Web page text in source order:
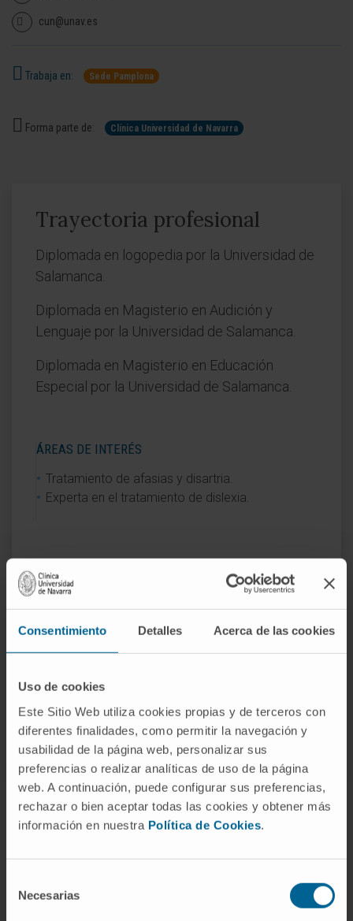
Consentimiento Detalles Acerca de las cookies
Uso de cookies
Este Sitio Web utiliza cookies propias y de terceros con
diferentes finalidades, como permitir la navegación y
usabilidad de la página web, personalizar sus
preferencias o realizar analíticas de uso de la página
web. A continuación, puede configurar sus preferencias,
rechazar o bien aceptar todas las cookies y obtener más
información en nuestra Política de Cookies.
Necesarias
cun@unav.es
Trabaja en: Sede Pamplona
Forma parte de: Clínica Universidad de Navarra
Trayectoria profesional
Diplomada en logopedia por la Universidad de
Salamanca.
Diplomada en Magisterio en Audición y
Lenguaje por la Universidad de Salamanca.
Diplomada en Magisterio en Educación
Especial por la Universidad de Salamanca.
ÁREAS DE INTERÉS
Tratamiento de afasias y disartria.
Experta en el tratamiento de dislexia.
Organismos científicos
Colegio de Logopedas de Navarra.
¡Únete a nuestra comunidad!